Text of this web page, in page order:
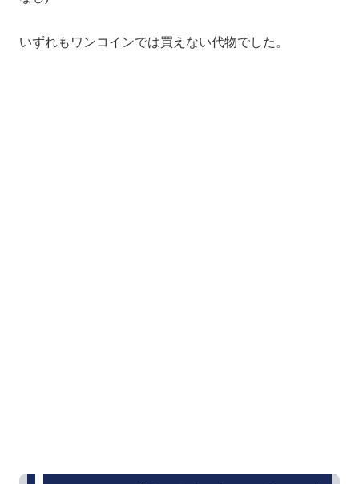
いずれもワンコインでは買えない代物でした。